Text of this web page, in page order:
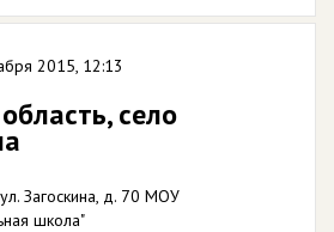
2015, 12:13
село
Загоскина, д. 70 МОУ
школа"